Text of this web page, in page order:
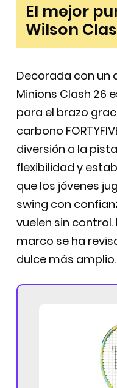
El mejor
Wilson
Decorada con un
Minions Clash 26
para el brazo
carbono
diversión a la
flexibilidad y
que los jóvenes
swing con
vuelen sin
marco se ha
dulce más amplio.